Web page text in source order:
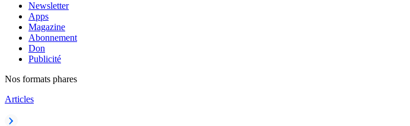
Newsletter
Apps
Magazine
Abonnement
Don
Publicité
Nos formats phares
Articles